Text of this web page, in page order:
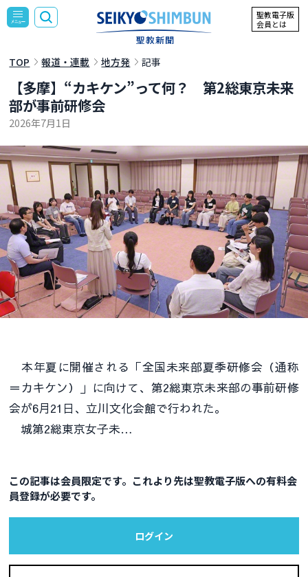
聖教電子版
会員とは
TOP 報道・連載 地方発 記事
【多摩】“カキケン”って何？ 第2総東京未来
部が事前研修会
2026年7月1日
本年夏に開催される「全国未来部夏季研修会（通称
＝カキケン）」に向けて、第2総東京未来部の事前研修
会が6月21日、立川文化会館で行われた。
城第2総東京女子未…
この記事は会員限定です。これより先は聖教電子版への有料会
員登録が必要です。
ログイン